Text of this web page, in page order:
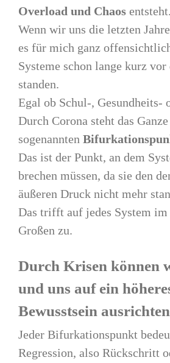
Overload und Chaos entsteht.
Wenn wir uns die letzten
es für mich ganz
Systeme schon lange kurz
standen.
Egal ob Schul-, Gesundheits-
Durch Corona steht das
sogenannten
Das ist der Punkt, an dem
brechen müssen, da sie den
äußeren Druck nicht mehr
Das trifft auf jedes System
Großen zu.
Durch Krisen können
und uns auf ein
Bewusstsein ausrichten
Jeder Bifurkationspunkt
Regression, also Rückschritt